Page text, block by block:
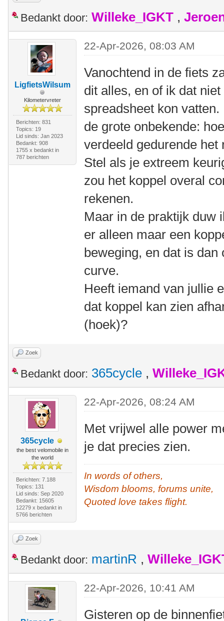
Bedankt door: Willeke_IGKT ,
LigfietsWilsum
Kilometervreter
Berichten: 831
Topics: 19
Lid sinds: Jan 2023
Bedankt: 908
1755 x bedankt in
787 berichten
22-Apr-2026, 08:03 AM
Vanochtend in de fiets
dit alles, en of ik dat
spreadsheet kon
de grote onbekende:
verdeeld gedurende
Stel als je extreem
zou het koppel overal
rekenen.
Maar in de praktijk duw
er alleen maar een
beweging, en dat is
curve.
Heeft iemand van jullie
dat koppel kan zien
(hoek)?
Zoek
Bedankt door: 365cycle ,
365cycle
the best velomobile in
the world
Berichten: 7.188
Topics: 131
Lid sinds: Sep 2020
Bedankt: 15605
12279 x bedankt in
5766 berichten
22-Apr-2026, 08:24 AM
Met vrijwel alle power
je dat precies zien.
In words of others,
Wisdom blooms, forums unite,
Quoted love takes flight.
Zoek
Bedankt door: martinR ,
22-Apr-2026, 10:41 AM
Gisteren op de